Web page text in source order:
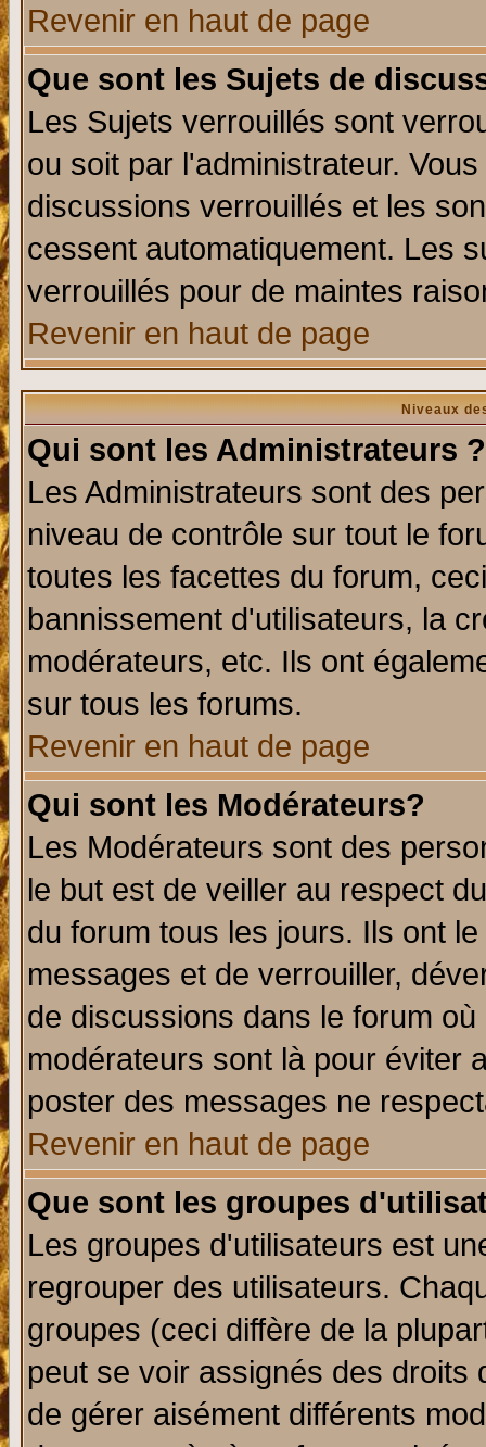
Revenir en haut de page
Que sont les Sujets de
Les Sujets verrouillés sont
ou soit par l'administrateur.
discussions verrouillés et les
cessent automatiquement. Les
verrouillés pour de maintes
Revenir en haut de page
Niveaux
Qui sont les Administrateurs ?
Les Administrateurs sont des
niveau de contrôle sur tout le
toutes les facettes du forum,
bannissement d'utilisateurs, la
modérateurs, etc. Ils ont
sur tous les forums.
Revenir en haut de page
Qui sont les Modérateurs?
Les Modérateurs sont des
le but est de veiller au respect
du forum tous les jours. Ils ont
messages et de verrouiller,
de discussions dans le forum
modérateurs sont là pour éviter
poster des messages ne
Revenir en haut de page
Que sont les groupes
Les groupes d'utilisateurs est
regrouper des utilisateurs.
groupes (ceci diffère de la
peut se voir assignés des
de gérer aisément différents